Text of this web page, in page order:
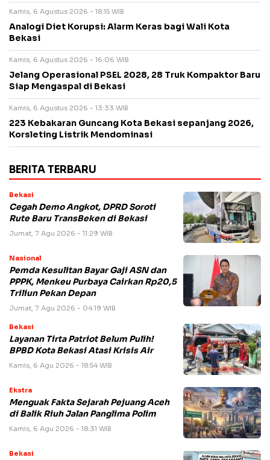
Kamis, 6 Agustus 2026 - 18:15 WIB
Analogi Diet Korupsi: Alarm Keras bagi Wali Kota
Bekasi
Kamis, 6 Agustus 2026 - 16:06 WIB
Jelang Operasional PSEL 2028, 28 Truk Kompaktor Baru
Siap Mengaspal di Bekasi
Kamis, 6 Agustus 2026 - 13:33 WIB
223 Kebakaran Guncang Kota Bekasi sepanjang 2026,
Korsleting Listrik Mendominasi
BERITA TERBARU
Bekasi
Cegah Demo Angkot, DPRD Soroti
Rute Baru TransBeken di Bekasi
Jumat, 7 Agu 2026 - 11:29 WIB
Nasional
Pemda Kesulitan Bayar Gaji ASN dan
PPPK, Menkeu Purbaya Cairkan Rp20,5
Triliun Pekan Depan
Jumat, 7 Agu 2026 - 04:19 WIB
Bekasi
Layanan Tirta Patriot Belum Pulih!
BPBD Kota Bekasi Atasi Krisis Air
Kamis, 6 Agu 2026 - 18:54 WIB
Ekstra
Menguak Fakta Sejarah Pejuang Aceh
di Balik Riuh Jalan Panglima Polim
Kamis, 6 Agu 2026 - 18:31 WIB
Bekasi